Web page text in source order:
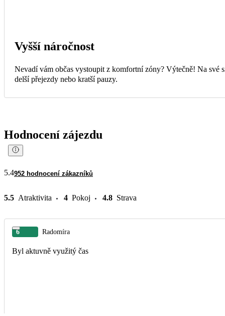
Vyšší náročnost
Nevadí vám občas vystoupit z komfortní zóny? Výtečně! Na své
delší přejezdy nebo kratší pauzy.
Hodnocení zájezdu
5.4952 hodnocení zákazníků
5.5 Atraktivita 4 Pokoj 4.8 Strava
6 Radomíra
Byl aktuvně využitý čas